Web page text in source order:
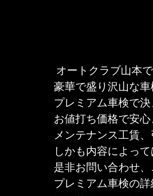
オートクラブ山本
豪華で盛り沢山な
プレミアム車検で
お値打ち価格で安
メンテナンス工賃
しかも内容によっ
是非お問い合わせ
プレミアム車検の